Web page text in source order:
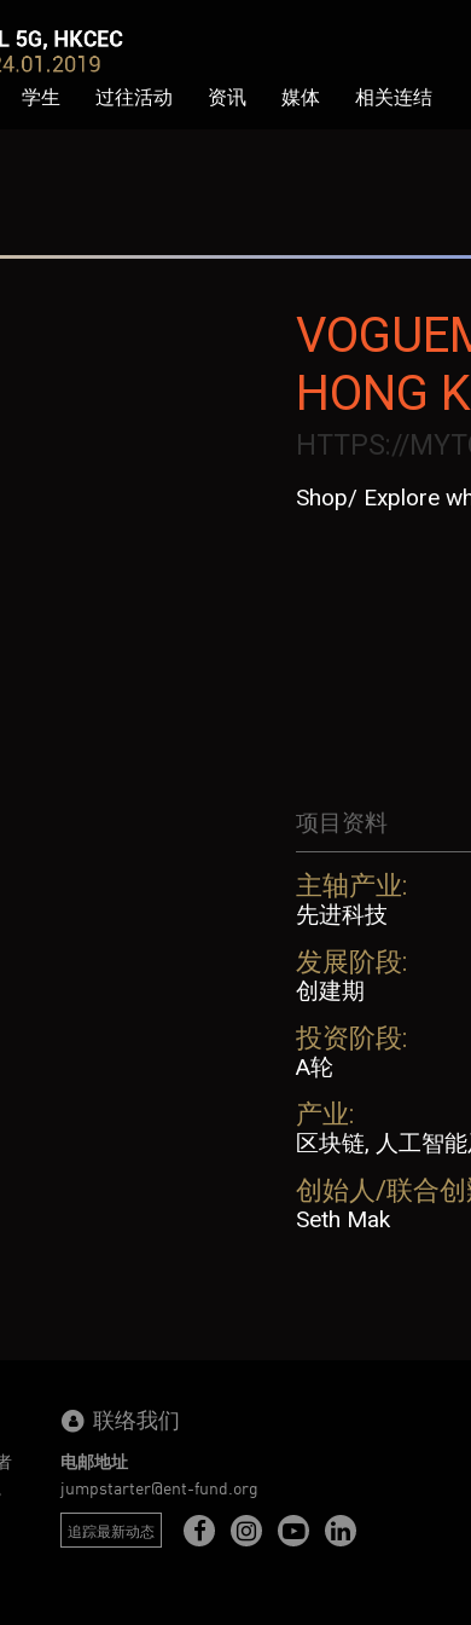
学生 过往活动 资讯 媒体 相关连结
HONG
HTTPS://
Shop/ Explore
项目资料
主轴产业:
先进科技
发展阶段:
创建期
投资阶段:
A轮
产业:
区块链, 人工智
创始人/联合创
Seth Mak
联络我们
电邮地址
jumpstarter@ent-fund.org
追踪最新动态